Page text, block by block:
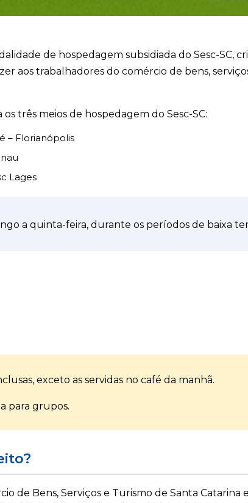
de hospedagem subsidiada do Sesc-SC,
aos trabalhadores do comércio de bens,
três meios de hospedagem do Sesc-SC:
– Florianópolis
Lages
a quinta-feira, durante os períodos de baixa
exceto as servidas no café da manhã.
para grupos.
de Bens, Serviços e Turismo de Santa Catarina